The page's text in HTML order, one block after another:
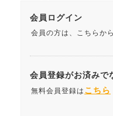
会員ログイン
会員の方は、こちらか
会員登録がお済みで
無料会員登録は こちら